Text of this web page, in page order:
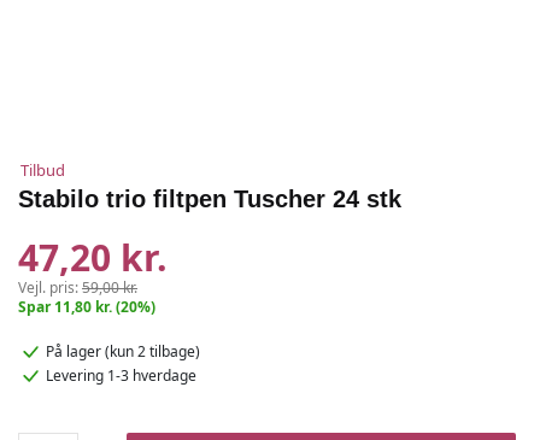
Tilbud
Stabilo trio filtpen Tuscher 24 stk
47,20 kr.
Vejl. pris:59,00 kr.
Spar 11,80 kr. (20%)
På lager(kun 2 tilbage)
Levering 1-3 hverdage